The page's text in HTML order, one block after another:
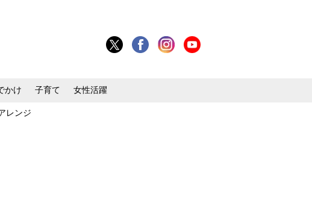
レンジ
かけ 子育て 女性活躍